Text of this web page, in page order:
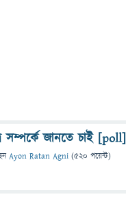
সম্পর্কে জানতে চাই [poll]
Ayon Ratan Agni (520 পয়েন্ট)